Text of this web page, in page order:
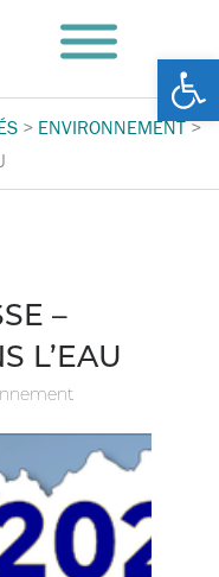
> ENVIRONNEMENT>
–
L’EAU